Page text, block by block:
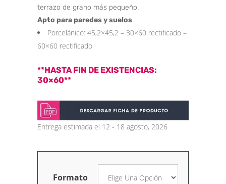
terrazo de grano más pequeño.
Apto para paredes y suelos
Porcelánico: 45,2×45,2 – 30×60 rectificado –
60×60 rectificado
**HASTA FIN DE EXISTENCIAS:
30×60**
Entrega estimada el 12 - 18 agosto, 2026
Formato